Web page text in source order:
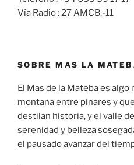
Vía Radio : 27 AMCB.-11
SOBRE MAS LA
El Mas de la Mateba es
montaña entre pinares y
destilan historia, y el valle
serenidad y belleza
el pausado avanzar del